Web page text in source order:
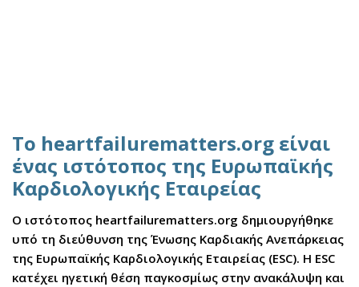
Το heartfailurematters.org είναι
ένας ιστότοπος της Ευρωπαϊκής
Καρδιολογικής Εταιρείας
Ο ιστότοπος heartfailurematters.org δημιουργήθηκε
υπό τη διεύθυνση της Ένωσης Καρδιακής Ανεπάρκειας
της Ευρωπαϊκής Καρδιολογικής Εταιρείας (ESC). Η ESC
κατέχει ηγετική θέση παγκοσμίως στην ανακάλυψη και